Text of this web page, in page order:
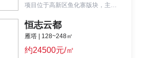
项目位于高新区鱼化寨版块，主力产品为小高层和高层，面积区间97-143㎡，两梯四户设计。
恒志云都
雁塔 | 128~248㎡
约24500元/㎡